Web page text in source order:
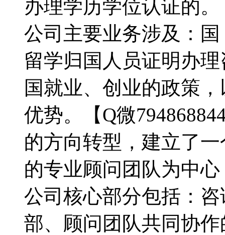
办理学历学位认证的。
公司主要业务涉及：
留学归国人员证明办
国就业、创业的政策
优势。【Q微
的方向转型，建立了
的专业顾问团队为中心
公司核心部分包括：
部、顾问团队共同协